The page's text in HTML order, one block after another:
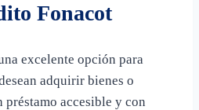
Fonacot
excelente opción para
adquirir bienes o
préstamo accesible y con